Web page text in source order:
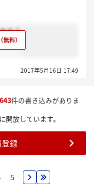
す？
2017年5月16日 17:49
643件の書き込みがありま
放しています。
録
5